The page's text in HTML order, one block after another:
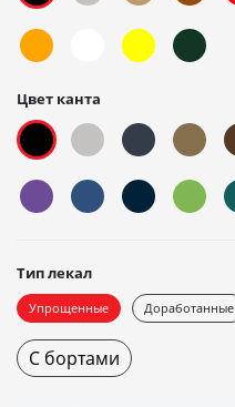
Цвет канта
Тип лекал
Упрощенные Доработанные
С бортами